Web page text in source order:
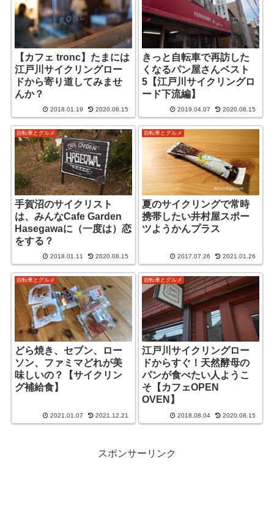
【カフェ tronc】たまには
江戸川サイクリングロー
ドから寄り道してみませ
んか？
2018.01.19 2020.08.15
きっと自転車で再訪した
くなるパン屋さんベスト
5【江戸川サイクリングロ
ード下流編】
2019.04.07 2020.08.15
自転車とグルメ
手賀沼のサイクリスト
は、みんなCafe Garden
Hasegawaに（一度は）恋
をする？
2018.01.11 2020.08.15
自転車とグルメ
夏のサイクリングで常時
携帯したい井村屋スポー
ツようかんプラス
2017.07.26 2021.01.26
自転車とグルメ
どら焼き、セブン、ロー
ソン、ファミマどれが美
味しいの？【サイクリン
グ補給食】
2021.01.07 2021.12.21
自転車とグルメ
江戸川サイクリングロー
ドからすぐ！天然酵母の
パンが食べたい人ようこ
そ【カフェOPEN
OVEN】
2018.08.04 2020.08.15
スポンサーリンク